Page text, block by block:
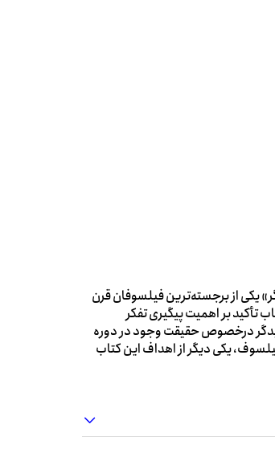
یکی از برجسته‌ترین فیلسوفان قرن
تأکید بر اهمیت پیگیری تفکر
درخصوص حقیقت وجود در دوره
یکی دیگر از اهداف این کتاب